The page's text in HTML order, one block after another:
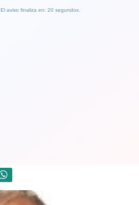
El aviso finaliza en: 19 segundos.